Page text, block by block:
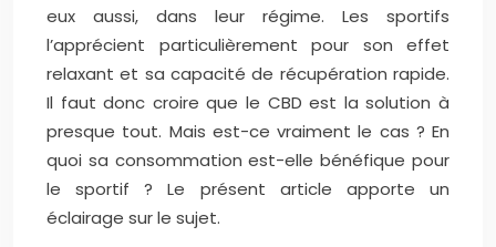
eux aussi, dans leur régime. Les sportifs
l’apprécient particulièrement pour son effet
relaxant et sa capacité de récupération rapide.
Il faut donc croire que le CBD est la solution à
presque tout. Mais est-ce vraiment le cas ? En
quoi sa consommation est-elle bénéfique pour
le sportif ? Le présent article apporte un
éclairage sur le sujet.